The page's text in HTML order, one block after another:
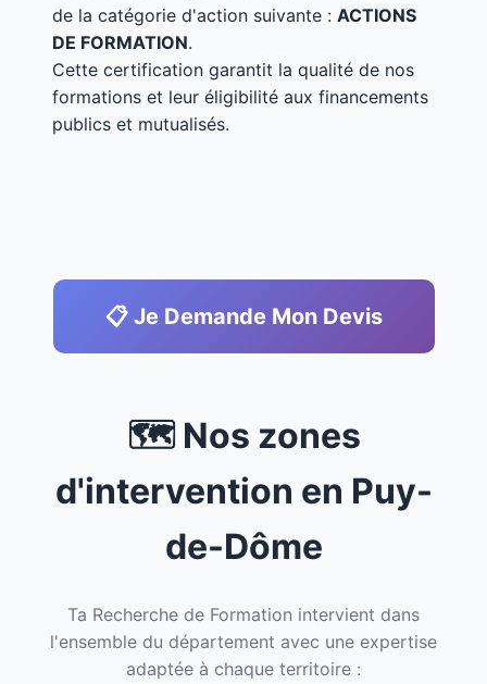
de la catégorie d'action suivante : ACTIONS
DE FORMATION.
Cette certification garantit la qualité de nos
formations et leur éligibilité aux financements
publics et mutualisés.
📋 Je Demande Mon Devis
🗺️ Nos zones
d'intervention en Puy-
de-Dôme
Ta Recherche de Formation intervient dans
l'ensemble du département avec une expertise
adaptée à chaque territoire :